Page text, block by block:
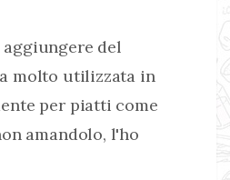
del
molto utilizzata in
per piatti come
amandolo, l'ho